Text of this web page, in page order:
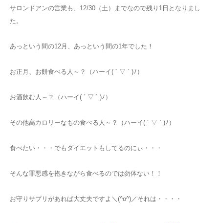
サロンドアンの営業も、12/30（土）までなので残り1日となりまし
た。
あっという間の12月、あっという間の1年でした！
お正月、お餅食べる人～？（ハーイ( ´ ▽ ` )ﾉ）
お酒飲む人～？（ハーイ( ´ ▽ ` )ﾉ）
その他高カロリーなもの食べる人～？（ハーイ( ´ ▽ ` )ﾉ）
食べたい・・・でもダイエットもしてるのにぃ・・・
そんな罪悪感を抱きながら食べるのでは勿体ない！！
お守りサプリがあれば大丈夫ですよ＼(^o^)／それは・・・・